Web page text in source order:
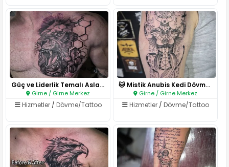
Güç ve Liderlik Temalı Aslan D..
Girne / Girne Merkez
Hizmetler/ Dövme/Tattoo
🐱 Mistik Anubis Kedi Dövmesi..
Girne / Girne Merkez
Hizmetler/ Dövme/Tattoo